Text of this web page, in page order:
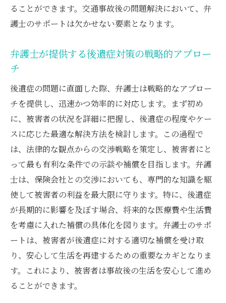
ることができます。交通事故後の問題解決において、弁
護士のサポートは欠かせない要素となります。
弁護士が提供する後遺症対策の戦略的アプロー
チ
後遺症の問題に直面した際、弁護士は戦略的なアプロー
チを提供し、迅速かつ効率的に対応します。まず初め
に、被害者の状況を詳細に把握し、後遺症の程度やケー
スに応じた最適な解決方法を検討します。この過程で
は、法律的な観点からの交渉戦略を策定し、被害者にと
って最も有利な条件での示談や補償を目指します。弁護
士は、保険会社との交渉においても、専門的な知識を駆
使して被害者の利益を最大限に守ります。特に、後遺症
が長期的に影響を及ぼす場合、将来的な医療費や生活費
を考慮に入れた補償の具体化を図ります。弁護士のサポ
ートは、被害者が後遺症に対する適切な補償を受け取
り、安心して生活を再建するための重要なカギとなりま
す。これにより、被害者は事故後の生活を安心して進め
ることができます。